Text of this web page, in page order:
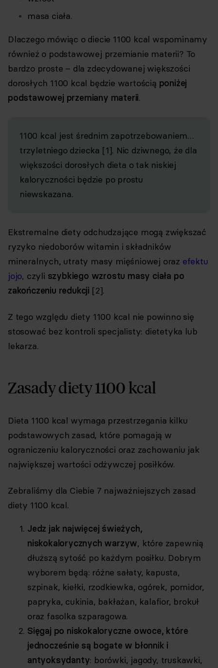
masa ciała.
Dlaczego mówiąc o diecie 1100 kcal wspominamy
również o podstawowej przemianie materii? To
bardzo proste – dla zdecydowanej większości
dorosłych 1100 kcal będzie wartością poniżej
podstawowej przemiany materii.
1100 kcal jest średnim zapotrzebowaniem…
trzyletniego dziecka [1]. Nic dziwnego, że dla
większości dorosłych dieta o tak niskiej
kaloryczności będzie po prostu
niewskazana.
Ekstremalne diety odchudzające mogą zwiększać
ryzyko niedoborów witamin i składników
mineralnych, utraty masy mięśniowej oraz efektu
jojo, czyli szybkiego wzrostu masy ciała po
zakończeniu redukcji [2].
Z tego względu diety 1100 kcal nie powinno się
stosować bez kontroli specjalisty: dietetyka lub
lekarza.
Zasady diety 1100 kcal
Dieta 1100 kcal wymaga przestrzegania kilku
podstawowych zasad, które pomagają w
ograniczeniu kaloryczności oraz zachowaniu jak
największej wartości odżywczej posiłków.
Zebraliśmy dla Ciebie 7 najważniejszych zasad
diety 1100 kcal.
Jedz jak najwięcej świeżych,
niskokalorycznych warzyw, które zapewnią
dłuższą sytość po każdym posiłku. Dobrym
wyborem będą: różne sałaty, kapusta,
szpinak, kiełki, rzodkiewka, ogórek, pomidor,
papryka, cukinia, bakłażan, kalafior, brokuł
oraz fasolka szparagowa.
Sięgaj po niskokaloryczne owoce, które
jednocześnie są bogate w błonnik i
antyoksydanty: borówki, jagody, truskawki,